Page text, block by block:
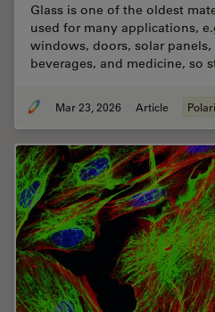
Glass is one of the oldest
used for many applications,
windows, doors, solar
beverages, and medicine, so
Mar 23, 2026 Article